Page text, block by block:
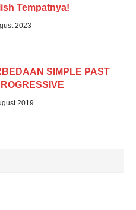
Tempatnya!
2023
SIMPLE PAST
2019